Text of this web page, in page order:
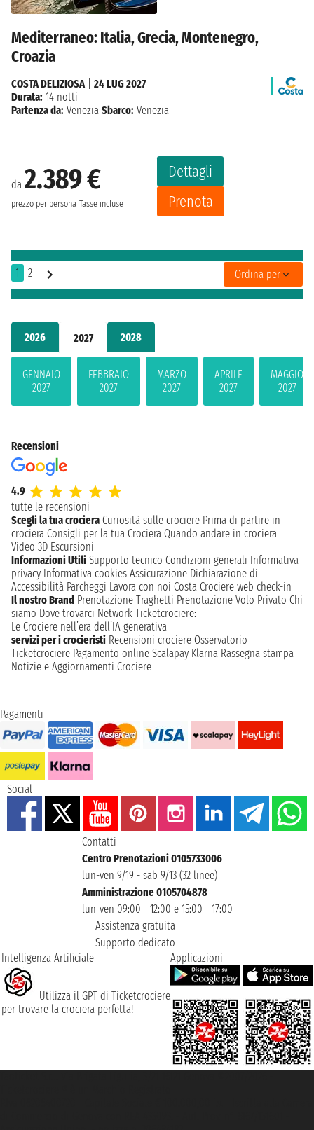
2026 2027 2028
GENNAIO
2027
FEBBRAIO
2027
MARZO
2027
APRILE
2027
MAGGIO
2027
Mediterraneo: Italia, Grecia, Montenegro,
Croazia
da 2.389 €
prezzo per persona Tasse incluse
Dettagli
Prenota
COSTA DELIZIOSA| 24 LUG 2027
Durata: 14 notti
Partenza da: Venezia Sbarco: Venezia
1 2 Ordina per
Recensioni
4.9
tutte le recensioni
Scegli la tua crociera Curiosità sulle crociere Prima di partire in
crociera Consigli per la tua Crociera Quando andare in crociera
Video 3D Escursioni
Informazioni Utili Supporto tecnico Condizioni generali Informativa
privacy Informativa cookies Assicurazione Dichiarazione di
Accessibilità Parcheggi Lavora con noi Costa Crociere web check-in
Il nostro Brand Prenotazione Traghetti Prenotazione Volo Privato Chi
siamo Dove trovarci Network Ticketcrociere:
Le Crociere nell’era dell’IA generativa
servizi per i crocieristi Recensioni crociere Osservatorio
Ticketcrociere Pagamento online Scalapay Klarna Rassegna stampa
Notizie e Aggiornamenti Crociere
Pagamenti
Social
Contatti
Centro Prenotazioni 0105733006
lun-ven 9/19 - sab 9/13 (32 linee)
Amministrazione 0105704878
lun-ven 09:00 - 12:00 e 15:00 - 17:00
Assistenza gratuita
Supporto dedicato
Intelligenza Artificiale
Utilizza il GPT di Ticketcrociere
per trovare la crociera perfetta!
Applicazioni